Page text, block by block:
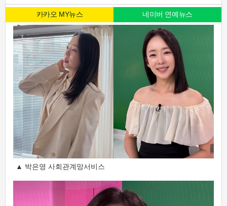
카카오 MY뉴스 네이버 연예뉴스
▲ 박은영 사회관계망서비스